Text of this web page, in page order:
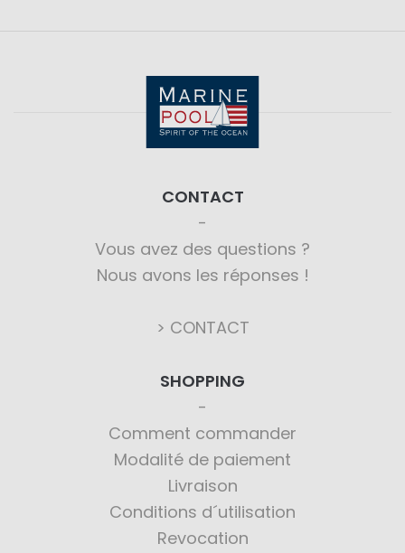
CONTACT
Vous avez des questions ?
Nous avons les réponses !
> CONTACT
SHOPPING
Comment commander
Modalité de paiement
Livraison
Conditions d´utilisation
Revocation